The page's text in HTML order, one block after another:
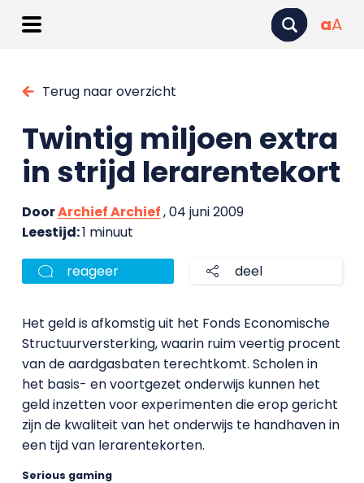
aA
Terug naar overzicht
Twintig miljoen extra
in strijd lerarentekort
DoorArchief Archief, 04 juni 2009
Leestijd:1 minuut
reageer deel
Het geld is afkomstig uit het Fonds Economische
Structuurversterking, waarin ruim veertig procent
van de aardgasbaten terechtkomt. Scholen in
het basis- en voortgezet onderwijs kunnen het
geld inzetten voor experimenten die erop gericht
zijn de kwaliteit van het onderwijs te handhaven in
een tijd van lerarentekorten.
Serious gaming